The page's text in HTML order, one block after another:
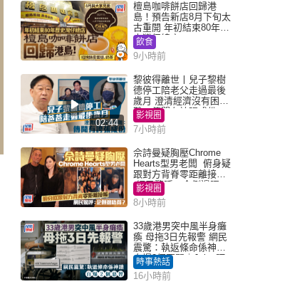
檀島咖啡餅店回歸港
島！預告新店8月下旬太
古重開 年初結束80年歷
史灣仔總店
飲食
9小時前
02:44
黎彼得離世丨兒子黎樹
德停工陪老父走過最後
歲月 澄清經濟沒有困
難：傳聞有誇張成份
影視圈
7小時前
佘詩曼疑胸壓Chrome
Hearts型男老闆 俯身疑
跟對方背脊零距離接觸
網民驚呼：企側邊唔
得？
影視圈
8小時前
33歲港男突中風半身癱
瘓 母拖3日先報警 網民
震驚：執返條命係神蹟
自爆2個惡習｜Juicy叮
時事熱話
16小時前